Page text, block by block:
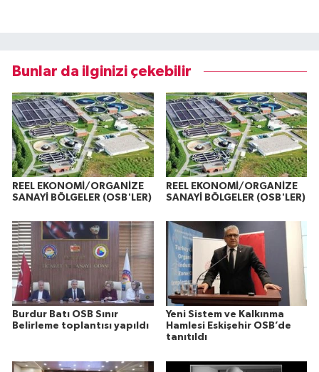
Bunlar da ilginizi çekebilir
REEL EKONOMİ/ORGANİZE
SANAYİ BÖLGELER (OSB'LER)
REEL EKONOMİ/ORGANİZE
SANAYİ BÖLGELER (OSB'LER)
Burdur Batı OSB Sınır
Belirleme toplantısı yapıldı
Yeni Sistem ve Kalkınma
Hamlesi Eskişehir OSB’de
tanıtıldı